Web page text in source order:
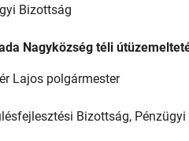
Bizottság
Nagyközség téli
Lajos polgármester
Bizottság,